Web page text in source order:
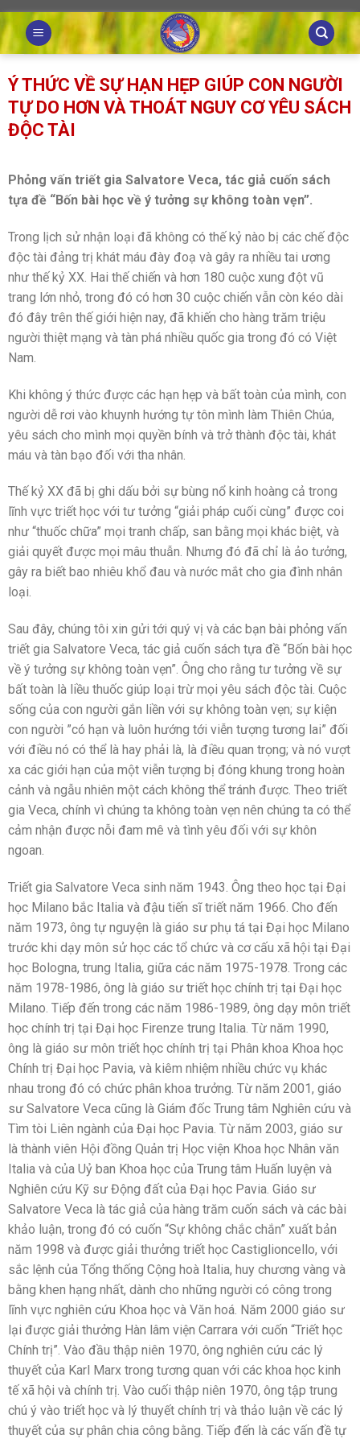
Skip
to
content
Ý THỨC VỀ SỰ HẠN HẸP GIÚP CON NGƯỜI
TỰ DO HƠN VÀ THOÁT NGUY CƠ YÊU SÁCH
ĐỘC TÀI
Phỏng vấn triết gia Salvatore Veca, tác giả cuốn sách
tựa đề “Bốn bài học về ý tưởng sự không toàn vẹn”.
Trong lịch sử nhận loại đã không có thế kỷ nào bị các chế độc
độc tài đảng trị khát máu đày đoạ và gây ra nhiều tai ương
như thế kỷ XX. Hai thế chiến và hơn 180 cuộc xung đột vũ
trang lớn nhỏ, trong đó có hơn 30 cuộc chiến vẫn còn kéo dài
đó đây trên thế giới hiện nay, đã khiến cho hàng trăm triệu
người thiệt mạng và tàn phá nhiều quốc gia trong đó có Việt
Nam.
Khi không ý thức được các hạn hẹp và bất toàn của mình, con
người dễ rơi vào khuynh hướng tự tôn mình làm Thiên Chúa,
yêu sách cho mình mọi quyền bính và trở thành độc tài, khát
máu và tàn bạo đối với tha nhân.
Thế kỷ XX đã bị ghi dấu bởi sự bùng nổ kinh hoàng cả trong
lĩnh vực triết học với tư tưởng “giải pháp cuối cùng” được coi
như “thuốc chữa” mọi tranh chấp, san bằng mọi khác biệt, và
giải quyết được mọi mâu thuẫn. Nhưng đó đã chỉ là ảo tưởng,
gây ra biết bao nhiêu khổ đau và nước mắt cho gia đình nhân
loại.
Sau đây, chúng tôi xin gửi tới quý vị và các bạn bài phỏng vấn
triết gia Salvatore Veca, tác giả cuốn sách tựa đề “Bốn bài học
về ý tưởng sự không toàn vẹn”. Ông cho rằng tư tưởng về sự
bất toàn là liều thuốc giúp loại trừ mọi yêu sách độc tài. Cuộc
sống của con người gắn liền với sự không toàn vẹn; sự kiện
con người ”có hạn và luôn hướng tới viễn tượng tương lai” đối
với điều nó có thể là hay phải là, là điều quan trọng; và nó vượt
xa các giới hạn của một viễn tượng bị đóng khung trong hoàn
cảnh và ngẫu nhiên một cách không thể tránh được. Theo triết
gia Veca, chính vì chúng ta không toàn vẹn nên chúng ta có thể
cảm nhận được nỗi đam mê và tình yêu đối với sự khôn
ngoan.
Triết gia Salvatore Veca sinh năm 1943. Ông theo học tại Đại
học Milano bắc Italia và đậu tiến sĩ triết năm 1966. Cho đến
năm 1973, ông tự nguyện là giáo sư phụ tá tại Đại học Milano
trước khi dạy môn sử học các tổ chức và cơ cấu xã hội tại Đại
học Bologna, trung Italia, giữa các năm 1975-1978. Trong các
năm 1978-1986, ông là giáo sư triết học chính trị tại Đại học
Milano. Tiếp đến trong các năm 1986-1989, ông dạy môn triết
học chính trị tại Đại học Firenze trung Italia. Từ năm 1990,
ông là giáo sư môn triết học chính trị tại Phân khoa Khoa học
Chính trị Đại học Pavia, và kiêm nhiệm nhiều chức vụ khác
nhau trong đó có chức phân khoa trưởng. Từ năm 2001, giáo
sư Salvatore Veca cũng là Giám đốc Trung tâm Nghiên cứu và
Tìm tòi Liên ngành của Đại học Pavia. Từ năm 2003, giáo sư
là thành viên Hội đồng Quản trị Học viện Khoa học Nhân văn
Italia và của Uỷ ban Khoa học của Trung tâm Huấn luyện và
Nghiên cứu Kỹ sư Động đất của Đại học Pavia. Giáo sư
Salvatore Veca là tác giả của hàng trăm cuốn sách và các bài
khảo luận, trong đó có cuốn “Sự không chắc chắn” xuất bản
năm 1998 và được giải thưởng triết học Castiglioncello, với
sắc lệnh của Tổng thống Cộng hoà Italia, huy chương vàng và
bằng khen hạng nhất, dành cho những người có công trong
lĩnh vực nghiên cứu Khoa học và Văn hoá. Năm 2000 giáo sư
lại được giải thưởng Hàn lâm viện Carrara với cuốn “Triết học
Chính trị”. Vào đầu thập niên 1970, ông nghiên cứu các lý
thuyết của Karl Marx trong tương quan với các khoa học kinh
tế xã hội và chính trị. Vào cuối thập niên 1970, ông tập trung
chú ý vào triết học và lý thuyết chính trị và thảo luận về các lý
thuyết của sự phân chia công bằng. Tiếp đến là các vấn đề tự